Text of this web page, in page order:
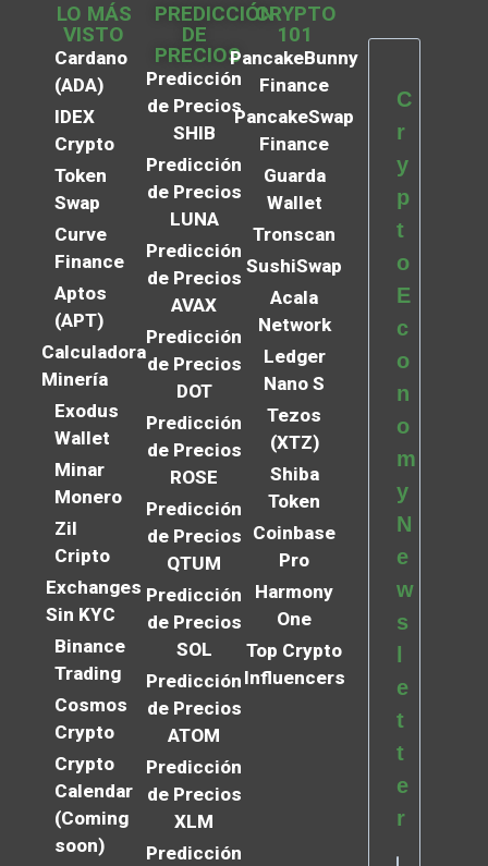
LO MÁS
VISTO
Cardano
(ADA)
IDEX
Crypto
Token
Swap
Curve
Finance
Aptos
(APT)
Calculadora
Minería
Exodus
Wallet
Minar
Monero
Zil
Cripto
Exchanges
Sin KYC
Binance
Trading
Cosmos
Crypto
Crypto
Calendar
(Coming
soon)
PREDICCIÓN
DE
PRECIOS
Predicción
de Precios
SHIB
Predicción
de Precios
LUNA
Predicción
de Precios
AVAX
Predicción
de Precios
DOT
Predicción
de Precios
ROSE
Predicción
de Precios
QTUM
Predicción
de Precios
SOL
Predicción
de Precios
ATOM
Predicción
de Precios
XLM
Predicción
CRYPTO
101
PancakeBunny
Finance
PancakeSwap
Finance
Guarda
Wallet
Tronscan
SushiSwap
Acala
Network
Ledger
Nano S
Tezos
(XTZ)
Shiba
Token
Coinbase
Pro
Harmony
One
Top Crypto
Influencers
C
r
y
p
t
o
E
c
o
n
o
m
y
N
e
w
s
e
t
t
e
r